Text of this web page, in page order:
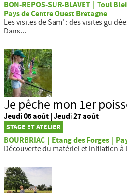
BON-REPOS-SUR-BLAVET
Toul
Pays de Centre Ouest Bretagne
Les visites de Sam' : des visites
Dans...
Je pêche mon 1er
Jeudi 06 août | Jeudi 27 août
STAGE ET ATELIER
BOURBRIAC Etang des Forges
Découverte du matériel et initiation à